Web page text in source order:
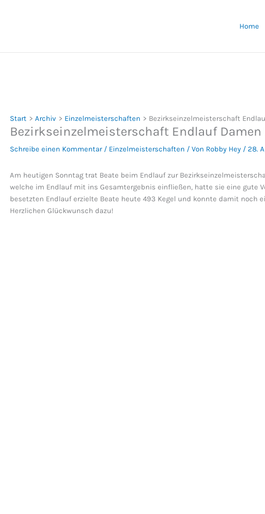
Home
Start Archiv Einzelmeisterschaften Bezirkseinzelmeisterschaft
Bezirkseinzelmeisterschaft Endlauf Damen
Schreibe einen Kommentar / Einzelmeisterschaften / Von Robby Hey / 28.
Am heutigen Sonntag trat Beate beim Endlauf zur
welche im Endlauf mit ins Gesamtergebnis einfließen, hatte sie eine gute
besetzten Endlauf erzielte Beate heute 493 Kegel und konnte damit noch
Herzlichen Glückwunsch dazu!